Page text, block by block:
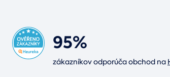
95%
zákazníkov odporúča obchod na